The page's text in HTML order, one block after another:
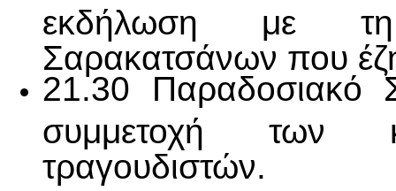
εκδήλωση με τη
Σαρακατσάνων που
21.30 Παραδοσιακό
συμμετοχή των
τραγουδιστών.